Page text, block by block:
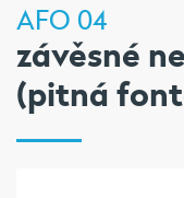
AFO 04
závěsné
(pitná